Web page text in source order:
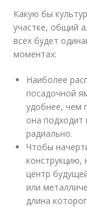
Какую бы
участке, общий
всех будет
моментах:
Наиболее
посадочной
удобнее, чем
она подходит
радиально.
Чтобы
конструкцию,
центр
или
длина